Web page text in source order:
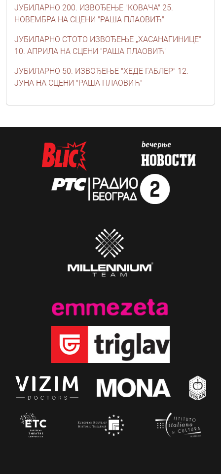
ЈУБИЛАРНО 200. ИЗВОЂЕЊЕ "КОВАЧА" 25.
НОВЕМБРА НА СЦЕНИ "РАША ПЛАОВИЋ"
ЈУБИЛАРНО СТОТО ИЗВОЂЕЊЕ „ХАСАНАГИНИЦЕ“
10. АПРИЛА НА СЦЕНИ "РАША ПЛАОВИЋ"
ЈУБИЛАРНО 50. ИЗВОЂЕЊЕ "ХЕДЕ ГАБЛЕР" 12.
ЈУНА НА СЦЕНИ "РАША ПЛАОВИЋ"